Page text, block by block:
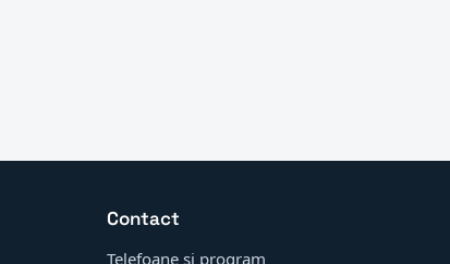
Contact
Telefoane și program